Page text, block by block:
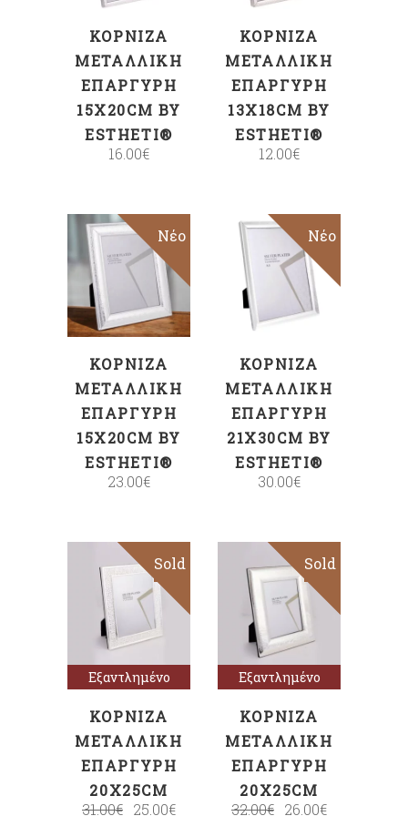
ΚΟΡΝΊΖΑ
ΜΕΤΑΛΛΙΚΉ
ΕΠΆΡΓΥΡΗ
15X20CM BY
ESTHETI®
16.00€
ΚΟΡΝΊΖΑ
ΜΕΤΑΛΛΙΚΉ
ΕΠΆΡΓΥΡΗ
13X18CM BY
ESTHETI®
12.00€
Νέο
ΠΡΟΣΘΉΚΗ
ΣΤΟ ΚΑΛΆΘΙ
ΚΟΡΝΊΖΑ
ΜΕΤΑΛΛΙΚΉ
ΕΠΆΡΓΥΡΗ
15X20CM BY
ESTHETI®
23.00€
Νέο
ΠΡΟΣΘΉΚΗ
ΣΤΟ ΚΑΛΆΘΙ
ΚΟΡΝΊΖΑ
ΜΕΤΑΛΛΙΚΉ
ΕΠΆΡΓΥΡΗ
21X30CM BY
ESTHETI®
30.00€
Sale
Εξαντλημένο
Sold
Διαβάστε
περισσότερα
ΚΟΡΝΊΖΑ
ΜΕΤΑΛΛΙΚΉ
ΕΠΆΡΓΥΡΗ
20X25CM
31.00€ 25.00€
Sale
Εξαντλημένο
Sold
Διαβάστε
περισσότερα
ΚΟΡΝΊΖΑ
ΜΕΤΑΛΛΙΚΉ
ΕΠΆΡΓΥΡΗ
20X25CM
32.00€ 26.00€